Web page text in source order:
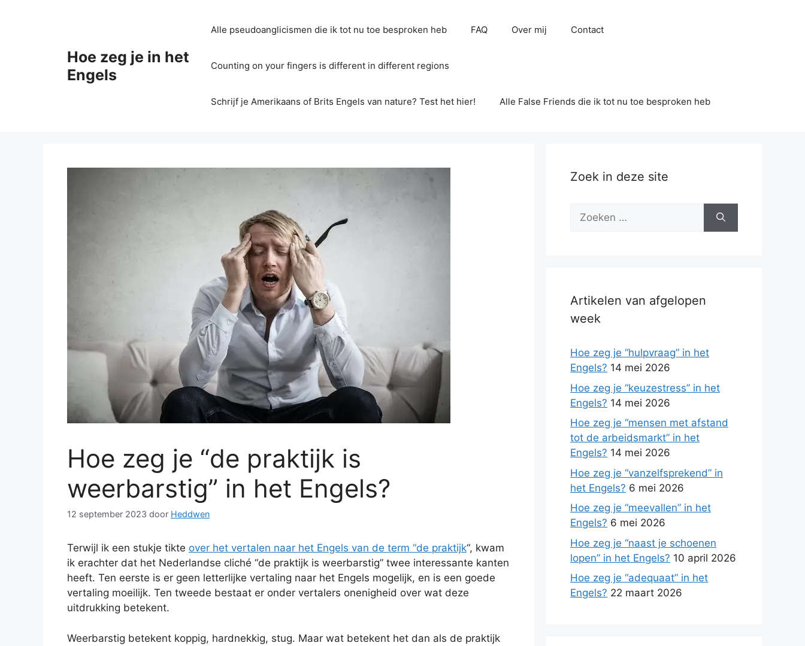
Hoe zeg je in het
Engels
Alle pseudoanglicismen die ik tot nu toe besproken heb FAQ Over mij Contact
Counting on your fingers is different in different regions
Schrijf je Amerikaans of Brits Engels van nature? Test het hier! Alle False Friends die ik tot nu toe besproken heb
Hoe zeg je “de praktijk is
weerbarstig” in het Engels?
12 september 2023 door Heddwen
Terwijl ik een stukje tikte over het vertalen naar het Engels van de term “de praktijk“, kwam
ik erachter dat het Nederlandse cliché “de praktijk is weerbarstig” twee interessante kanten
heeft. Ten eerste is er geen letterlijke vertaling naar het Engels mogelijk, en is een goede
vertaling moeilijk. Ten tweede bestaat er onder vertalers onenigheid over wat deze
uitdrukking betekent.
Weerbarstig betekent koppig, hardnekkig, stug. Maar wat betekent het dan als de praktijk
Zoek in deze site
Zoek
Artikelen van afgelopen
week
Hoe zeg je “hulpvraag” in het
Engels? 14 mei 2026
Hoe zeg je “keuzestress” in het
Engels? 14 mei 2026
Hoe zeg je “mensen met afstand
tot de arbeidsmarkt” in het
Engels? 14 mei 2026
Hoe zeg je “vanzelfsprekend” in
het Engels? 6 mei 2026
Hoe zeg je “meevallen” in het
Engels? 6 mei 2026
Hoe zeg je “naast je schoenen
lopen” in het Engels? 10 april 2026
Hoe zeg je “adequaat” in het
Engels? 22 maart 2026